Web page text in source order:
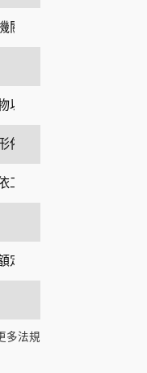
申報實際運送數量。
及行經地區之河
規定核配之。經營
廠管理輔導法規
荷重一點二五倍
多法規